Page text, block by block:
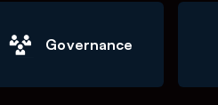
Governance